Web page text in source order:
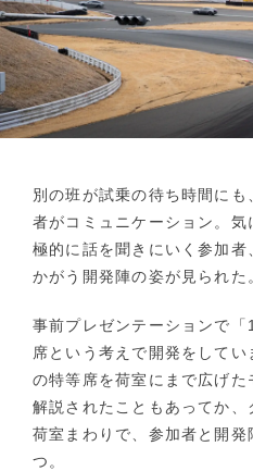
別の班が試乗の待ち時間に
者がコミュニケーション。
極的に話を聞きにいく参加者
かがう開発陣の姿が見られた
事前プレゼンテーションで
席という考えで開発をして
の特等席を荷室にまで広げた
解説されたこともあってか
荷室まわりで、参加者と開
つ。